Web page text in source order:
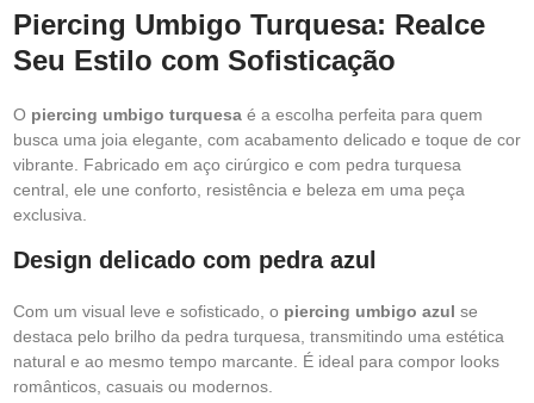
Piercing Umbigo Turquesa: Realce
Seu Estilo com Sofisticação
O piercing umbigo turquesa é a escolha perfeita para quem
busca uma joia elegante, com acabamento delicado e toque de cor
vibrante. Fabricado em aço cirúrgico e com pedra turquesa
central, ele une conforto, resistência e beleza em uma peça
exclusiva.
Design delicado com pedra azul
Com um visual leve e sofisticado, o piercing umbigo azul se
destaca pelo brilho da pedra turquesa, transmitindo uma estética
natural e ao mesmo tempo marcante. É ideal para compor looks
românticos, casuais ou modernos.